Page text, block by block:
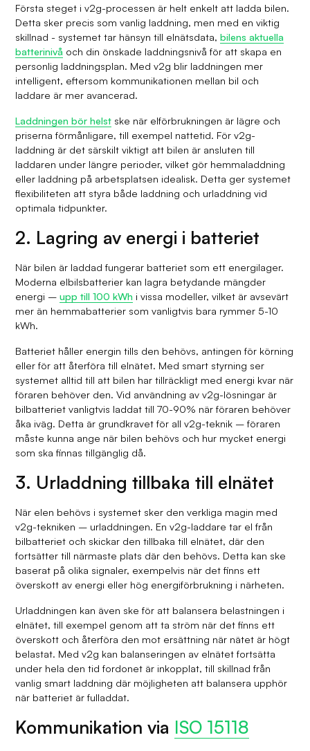
Första steget i v2g-processen är helt enkelt att ladda bilen.
Detta sker precis som vanlig laddning, men med en viktig
skillnad - systemet tar hänsyn till elnätsdata,bilens aktuella
batterinivå och din önskade laddningsnivå för att skapa en
personlig laddningsplan. Med v2g blir laddningen mer
intelligent, eftersom kommunikationen mellan bil och
laddare är mer avancerad.
Laddningen bör helst ske när elförbrukningen är lägre och
priserna förmånligare, till exempel nattetid. För v2g-
laddning är det särskilt viktigt att bilen är ansluten till
laddaren under längre perioder, vilket gör hemmaladdning
eller laddning på arbetsplatsen idealisk. Detta ger systemet
flexibiliteten att styra både laddning och urladdning vid
optimala tidpunkter.
2. Lagring av energi i batteriet
När bilen är laddad fungerar batteriet som ett energilager.
Moderna elbilsbatterier kan lagra betydande mängder
energi –upp till 100 kWh i vissa modeller, vilket är avsevärt
mer än hemmabatterier som vanligtvis bara rymmer 5-10
kWh.
Batteriet håller energin tills den behövs, antingen för körning
eller för att återföra till elnätet. Med smart styrning ser
systemet alltid till att bilen har tillräckligt med energi kvar när
föraren behöver den. Vid användning av v2g-lösningar är
bilbatteriet vanligtvis laddat till 70-90% när föraren behöver
åka iväg. Detta är grundkravet för all v2g-teknik – föraren
måste kunna ange när bilen behövs och hur mycket energi
som ska finnas tillgänglig då.
3. Urladdning tillbaka till elnätet
När elen behövs i systemet sker den verkliga magin med
v2g-tekniken – urladdningen. En v2g-laddare tar el från
bilbatteriet och skickar den tillbaka till elnätet, där den
fortsätter till närmaste plats där den behövs. Detta kan ske
baserat på olika signaler, exempelvis när det finns ett
överskott av energi eller hög energiförbrukning i närheten.
Urladdningen kan även ske för att balansera belastningen i
elnätet, till exempel genom att ta ström när det finns ett
överskott och återföra den mot ersättning när nätet är högt
belastat. Med v2g kan balanseringen av elnätet fortsätta
under hela den tid fordonet är inkopplat, till skillnad från
vanlig smart laddning där möjligheten att balansera upphör
när batteriet är fulladdat.
Kommunikation via ISO 15118